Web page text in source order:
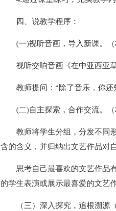
四、说教学程序：
(一)视听音画，导入新课。（
视听交响音画《在中亚西亚
教师提问：“除了音乐，你
(二)自主探索，合作交流。（
教师将学生分组，分发不同
含的含义，并归纳出文艺作品对
思考自己最喜欢的文艺作品
的学生表演或展示最喜爱的文艺
（三）深入探究，追根溯